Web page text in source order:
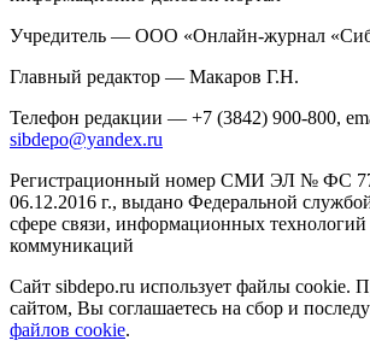
Учредитель — ООО «Онлайн-журнал
Главный редактор — Макаров Г.Н.
Телефон редакции — +7 (3842) 900-800,
sibdepo@yandex.ru
Регистрационный номер СМИ ЭЛ № ФС
06.12.2016 г., выдано Федеральной
сфере связи, информационных
коммуникаций
Сайт sibdepo.ru использует файлы cookie.
сайтом, Вы соглашаетесь на сбор и
файлов cookie.